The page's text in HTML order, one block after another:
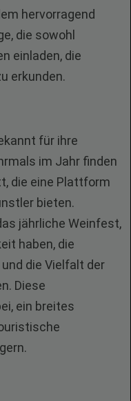
hervorragend
die sowohl
einladen, die
erkunden.
für ihre
im Jahr finden
die eine Plattform
bieten.
jährliche Weinfest,
haben, die
die Vielfalt der
Diese
ein breites